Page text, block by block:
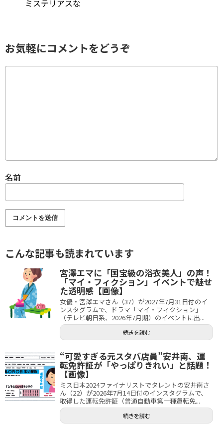
ミステリアスな
お気軽にコメントをどうぞ
名前
こんな記事も読まれています
宮澤エマに「国宝級の浴衣美人」の声！
「マイ・フィクション」イベントで魅せ
た透明感【画像】
女優・宮澤エマさん（37）が2027年7月31日付のイ
ンスタグラムで、ドラマ「マイ・フィクション」
（テレビ朝日系、2026年7月期）のイベントに出...
続きを読む
“可愛すぎる元スタバ店員”安井南、運
転免許証が「やっぱりきれい」と話題！
【画像】
ミス日本2024ファイナリストでタレントの安井南さ
ん（22）が2026年7月14日付のインスタグラムで、
取得した運転免許証（普通自動車第一種運転免...
続きを読む